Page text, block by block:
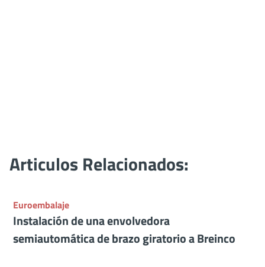
Articulos Relacionados:
Instalación de una envolvedora
semiautomática de brazo giratorio a Breinco
Euroembalaje